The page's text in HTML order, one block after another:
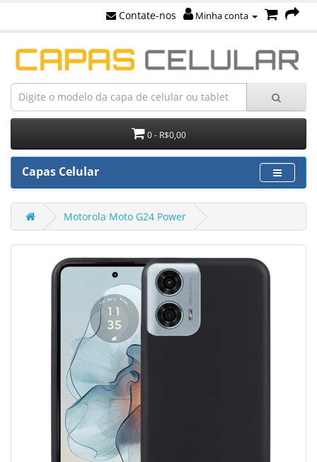
Contate-nos Minha conta
0 - R$0,00
Capas Celular
Motorola Moto G24 Power